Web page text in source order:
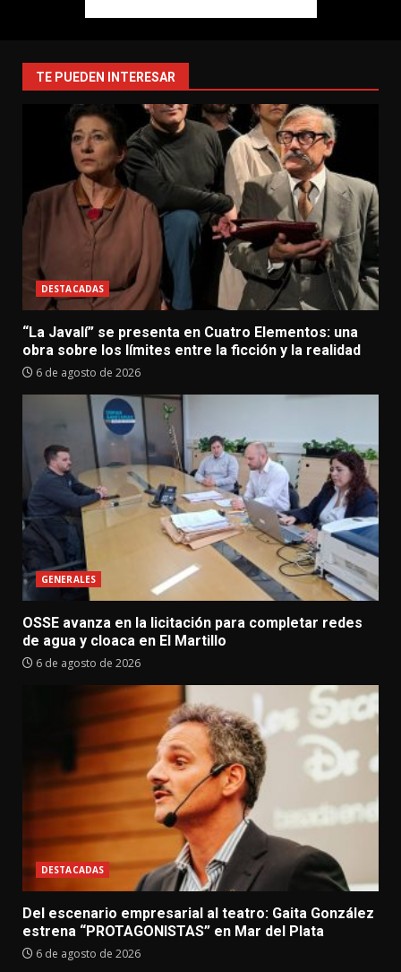
TE PUEDEN INTERESAR
DESTACADAS
“La Javalí” se presenta en Cuatro Elementos: una
obra sobre los límites entre la ficción y la realidad
6 de agosto de 2026
GENERALES
OSSE avanza en la licitación para completar redes
de agua y cloaca en El Martillo
6 de agosto de 2026
DESTACADAS
Del escenario empresarial al teatro: Gaita González
estrena “PROTAGONISTAS” en Mar del Plata
6 de agosto de 2026